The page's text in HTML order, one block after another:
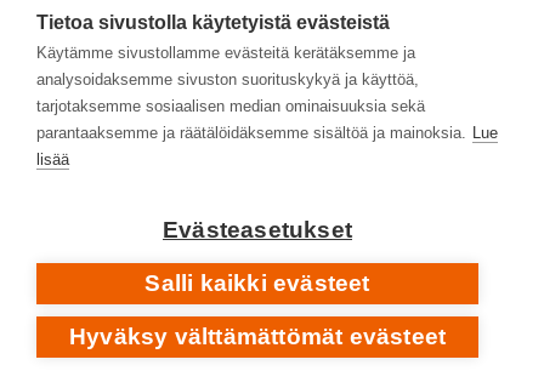
Niko Peltonen
Tietoa sivustolla käytetyistä evästeistä
Käytämme sivustollamme evästeitä kerätäksemme ja
analysoidaksemme sivuston suorituskykyä ja käyttöä,
tarjotaksemme sosiaalisen median ominaisuuksia sekä
parantaaksemme ja räätälöidäksemme sisältöä ja mainoksia. Lue
lisää
Evästeasetukset
Salli kaikki evästeet
Hyväksy välttämättömät evästeet